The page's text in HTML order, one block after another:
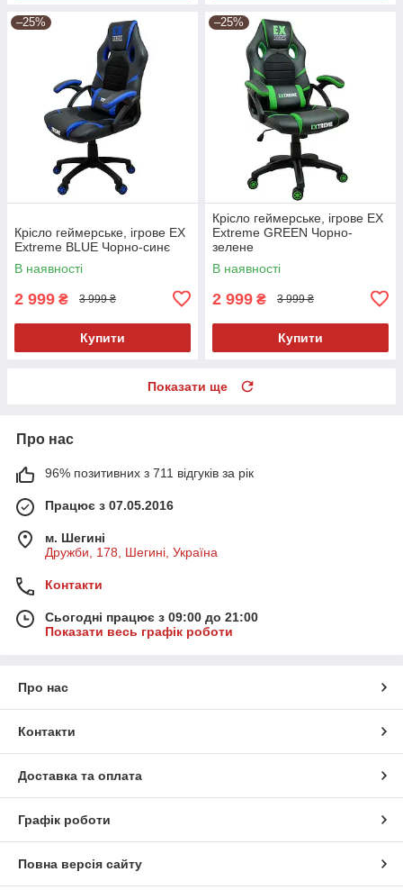
–25%
Крісло геймерське, ігрове EX
Extreme BLUE Чорно-синє
В наявності
2 999 ₴ 3 999 ₴
Купити
–25%
Крісло геймерське, ігрове EX
Extreme GREEN Чорно-
зелене
В наявності
2 999 ₴ 3 999 ₴
Купити
Показати ще
Про нас
96% позитивних з 711 відгуків за рік
Працює з 07.05.2016
м. Шегині
Дружби, 178, Шегині, Україна
Контакти
Сьогодні працює з 09:00 до 21:00
Показати весь графік роботи
Про нас
Контакти
Доставка та оплата
Графік роботи
Повна версія сайту